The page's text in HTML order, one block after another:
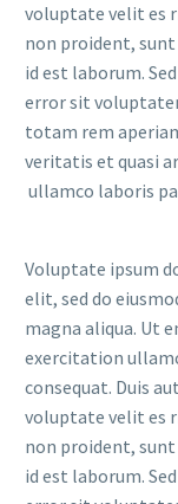
voluptate velit es
non proident,
id est laborum.
error sit
totam rem
veritatis et quasi
ullamco laboris pa
Voluptate ipsum
elit, sed do
magna aliqua. Ut
exercitation
consequat. Duis
voluptate velit es
non proident,
id est laborum.